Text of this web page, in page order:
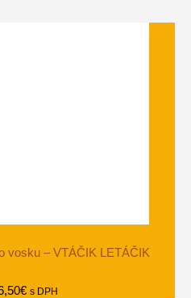
vosku – VTÁČIK LETÁČIK
€ s DPH